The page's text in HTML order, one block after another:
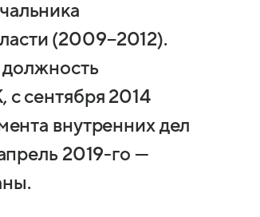
(2009−2012).
должность
с сентября 2014
внутренних дел
2019-го —